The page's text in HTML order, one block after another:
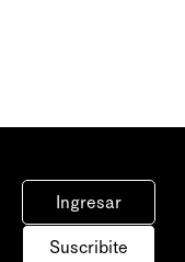
Ingresar
Suscribite